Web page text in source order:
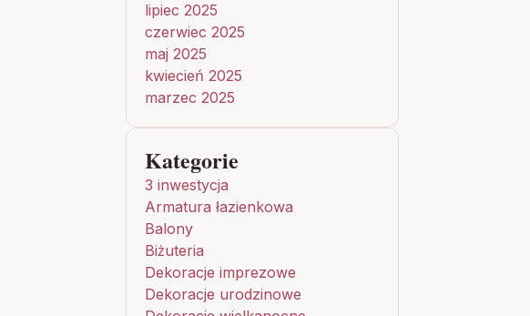
lipiec 2025
czerwiec 2025
maj 2025
kwiecień 2025
marzec 2025
Kategorie
3 inwestycja
Armatura łazienkowa
Balony
Biżuteria
Dekoracje imprezowe
Dekoracje urodzinowe